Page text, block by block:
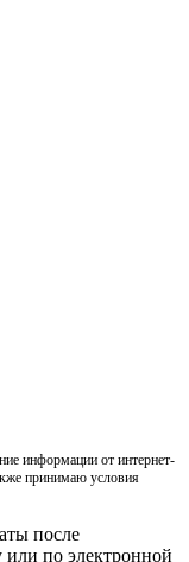
информации от интернет-
принимаю условия
после
или по электронной